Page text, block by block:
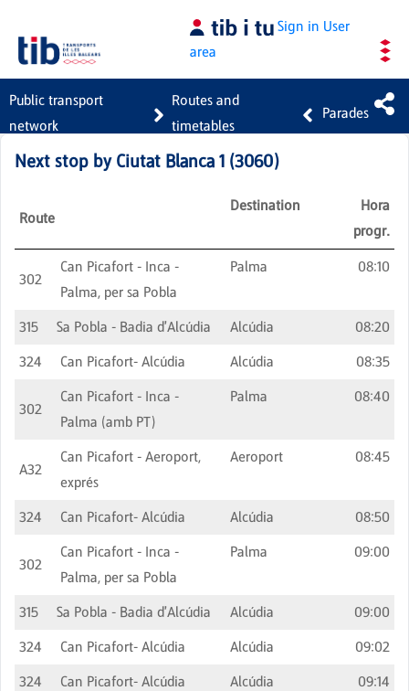
Sign in User
area
Public transport
network
Routes and
timetables
Parades
Next stop by Ciutat Blanca 1 (3060)
Route
Destination
Hora
progr.
302
Can Picafort - Inca -
Palma, per sa Pobla
Palma 08:10
315 Sa Pobla - Badia d'Alcúdia Alcúdia
08:20
324
Can Picafort- Alcúdia Alcúdia 08:35
302
Can Picafort - Inca -
Palma (amb PT)
Palma 08:40
A32
Can Picafort - Aeroport,
exprés
Aeroport 08:45
324 Can Picafort- Alcúdia Alcúdia 08:50
302
Can Picafort - Inca -
Palma, per sa Pobla
Palma 09:00
315 Sa Pobla - Badia d'Alcúdia Alcúdia
09:00
324
Can Picafort- Alcúdia Alcúdia
09:02
324
Can Picafort- Alcúdia Alcúdia 09:14